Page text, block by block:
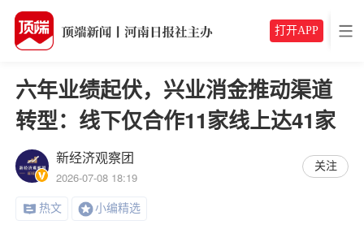
打开APP
六年业绩起伏，兴业消金推动渠道
转型：线下仅合作11家线上达41家
新经济观察团
2026-07-08 18:19
关注
热文 小编精选